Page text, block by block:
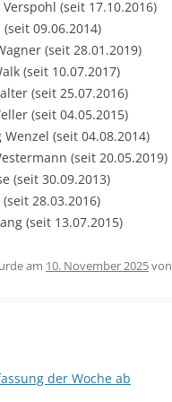
(seit 17.10.2016)
(seit 09.06.2014)
(seit 28.01.2019)
(seit 10.07.2017)
(seit 25.07.2016)
(seit 04.05.2015)
Wenzel (seit 04.08.2014)
(seit 20.05.2019)
(seit 30.09.2013)
(seit 28.03.2016)
(seit 13.07.2015)
am 10. November 2025von
der Woche ab